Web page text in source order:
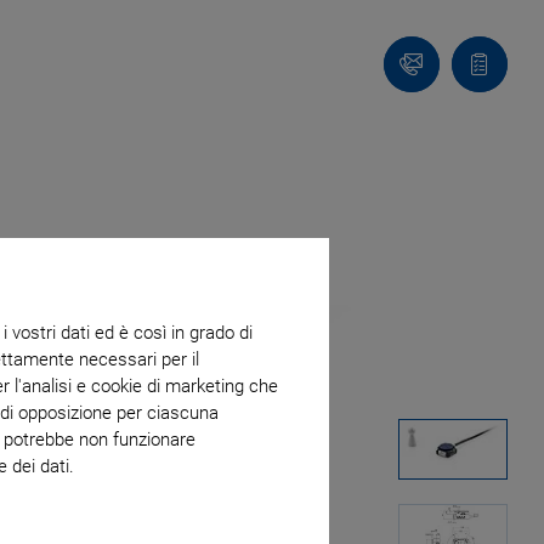
vostri dati ed è così in grado di
necessari per il
l'analisi e cookie di marketing che
opposizione per ciascuna
non funzionare
dei dati.
ContattoCarrello